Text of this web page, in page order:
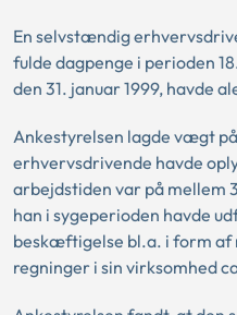
En selvstændig
fulde dagpenge i perioden
den 31. januar 1999, havde
Ankestyrelsen lagde vægt
erhvervsdrivende havde
arbejdstiden var på mellem
han i sygeperioden havde
beskæftigelse bl.a. i form af
regninger i sin virksomhed